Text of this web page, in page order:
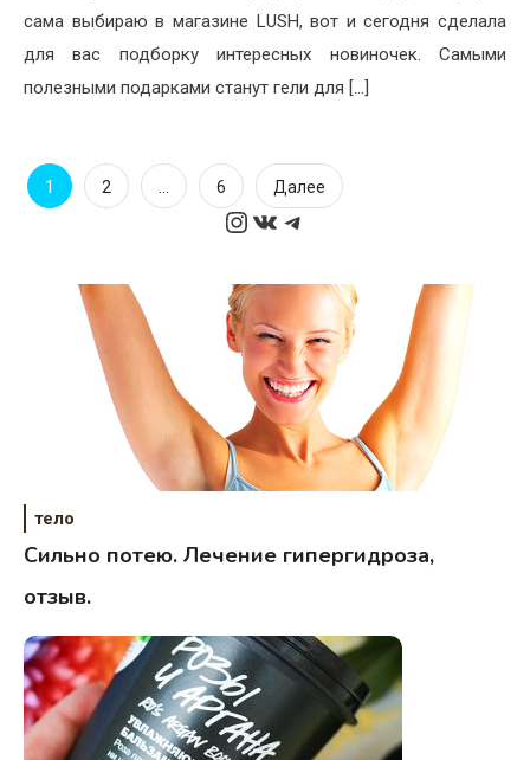
сама выбираю в магазине LUSH, вот и сегодня сделала
для вас подборку интересных новиночек. Самыми
полезными подарками станут гели для […]
Пагинация
1 2 … 6 Далее
Instagram
ВКонтакте
Telegram
тело
Сильно потею. Лечение гипергидроза,
отзыв.